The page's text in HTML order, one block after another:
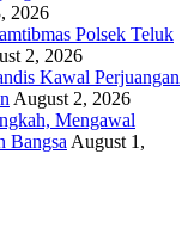
2026
Polsek Teluk
2, 2026
Kawal Perjuangan
August 2, 2026
Mengawal
Bangsa August 1,